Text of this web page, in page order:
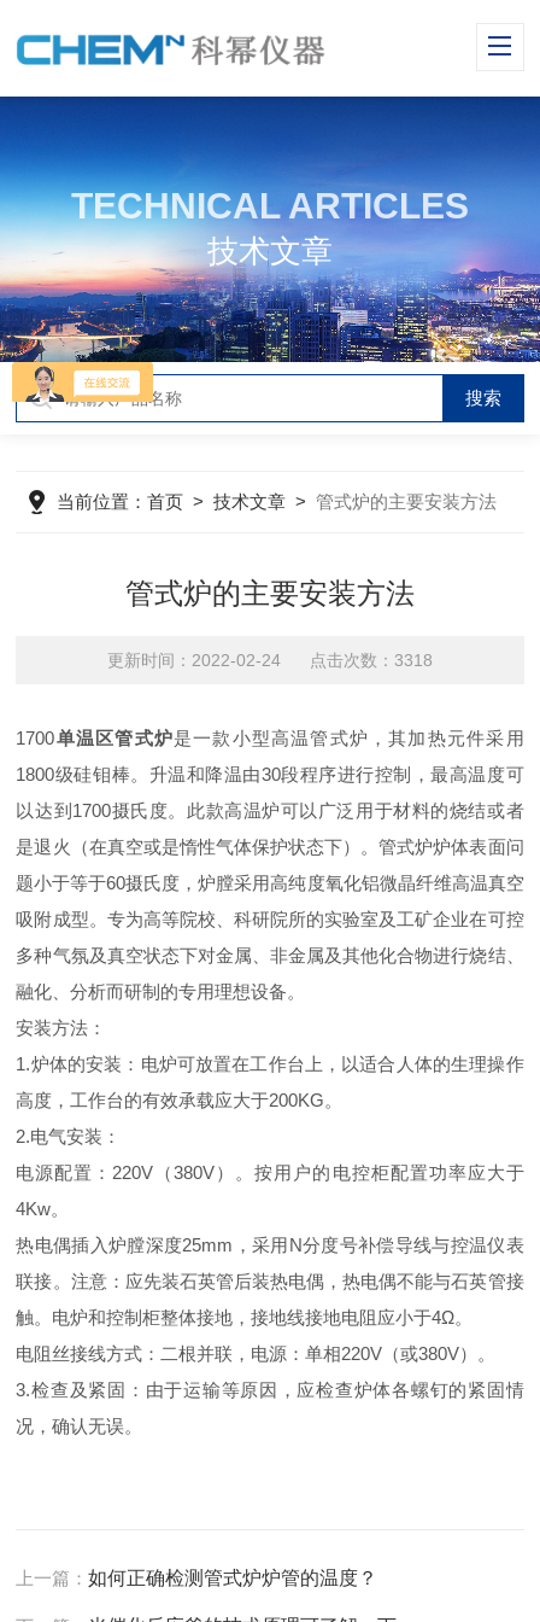
TECHNICAL ARTICLES
技术文章
当前位置：首页 >技术文章 >管式炉的主要安装方法
管式炉的主要安装方法
更新时间：2022-02-24 点击次数：3318
1700单温区管式炉是一款小型高温管式炉，其加热元件采用
1800级硅钼棒。升温和降温由30段程序进行控制，最高温度可
以达到1700摄氏度。此款高温炉可以广泛用于材料的烧结或者
是退火（在真空或是惰性气体保护状态下）。管式炉炉体表面问
题小于等于60摄氏度，炉膛采用高纯度氧化铝微晶纤维高温真空
吸附成型。专为高等院校、科研院所的实验室及工矿企业在可控
多种气氛及真空状态下对金属、非金属及其他化合物进行烧结、
融化、分析而研制的专用理想设备。
安装方法：
1.炉体的安装：电炉可放置在工作台上，以适合人体的生理操作
高度，工作台的有效承载应大于200KG。
2.电气安装：
电源配置：220V（380V）。按用户的电控柜配置功率应大于
4Kw。
热电偶插入炉膛深度25mm，采用N分度号补偿导线与控温仪表
联接。注意：应先装石英管后装热电偶，热电偶不能与石英管接
触。电炉和控制柜整体接地，接地线接地电阻应小于4Ω。
电阻丝接线方式：二根并联，电源：单相220V（或380V）。
3.检查及紧固：由于运输等原因，应检查炉体各螺钉的紧固情
况，确认无误。
上一篇：如何正确检测管式炉炉管的温度？